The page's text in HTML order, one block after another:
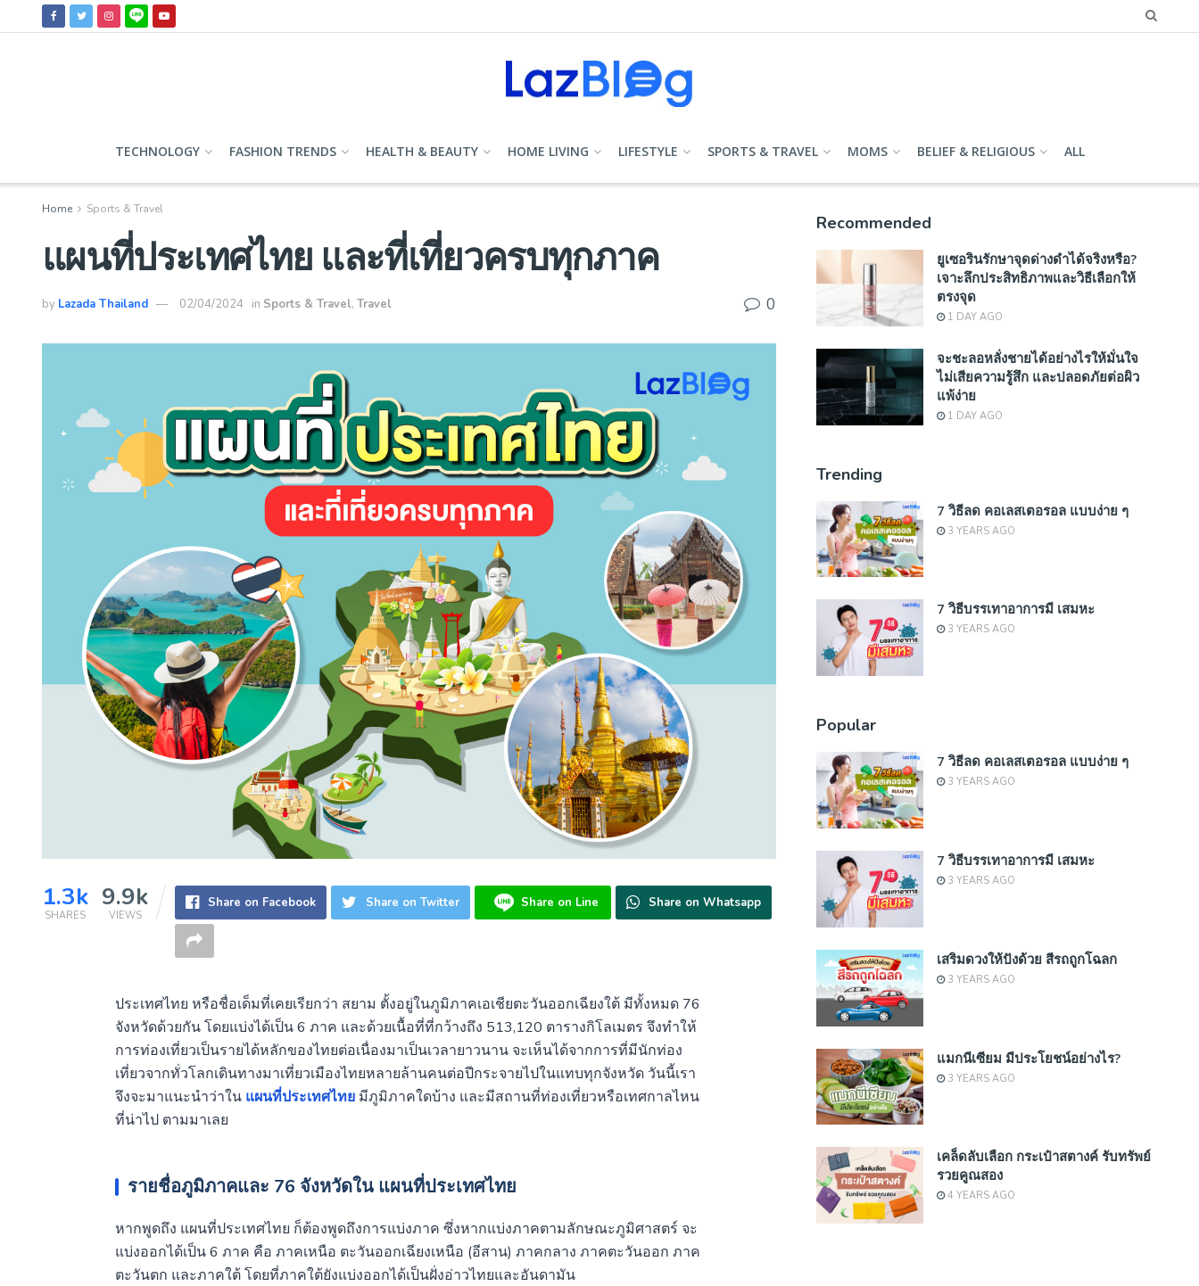
TECHNOLOGY FASHION TRENDS HEALTH & BEAUTY HOME LIVING LIFESTYLE SPORTS & TRAVEL MOMS BELIEF & RELIGIOUS ALL
Home Sports & Travel
แผนที่ประเทศไทย และที่เที่ยวครบทุกภาค
by Lazada Thailand 02/04/2024 in Sports & Travel, Travel 0
1.3k
SHARES
9.9k
VIEWS
Share on Facebook Share on Twitter Share on Line Share on Whatsapp
ประเทศไทย หรือชื่อเด็มที่เคยเรียกว่า สยาม ตั้งอยู่ในภูมิภาคเอเชียตะวันออกเฉียงใต้ มีทั้งหมด 76
จังหวัดด้วยกัน โดยแบ่งได้เป็น 6 ภาค และด้วยเนื้อที่ที่กว้างถึง 513,120 ตารางกิโลเมตร จึงทำให้
การท่องเที่ยวเป็นรายได้หลักของไทยต่อเนื่องมาเป็นเวลายาวนาน จะเห็นได้จากการที่มีนักท่อง
เที่ยวจากทั่วโลกเดินทางมาเที่ยวเมืองไทยหลายล้านคนต่อปีกระจายไปในแทบทุกจังหวัด วันนี้เรา
จึงจะมาแนะนำว่าในแผนที่ประเทศไทยมีภูมิภาคใดบ้าง และมีสถานที่ท่องเที่ยวหรือเทศกาลไหน
ที่น่าไป ตามมาเลย
รายชื่อภูมิภาคและ 76 จังหวัดใน แผนที่ประเทศไทย
หากพูดถึง แผนที่ประเทศไทย ก็ต้องพูดถึงการแบ่งภาค ซึ่งหากแบ่งภาคตามลักษณะภูมิศาสตร์ จะ
แบ่งออกได้เป็น 6 ภาค คือ ภาคเหนือ ตะวันออกเฉียงเหนือ (อีสาน) ภาคกลาง ภาคตะวันออก ภาค
ตะวันตก และภาคใต้ โดยที่ภาคใต้ยังแบ่งออกได้เป็นฝั่งอ่าวไทยและอันดามัน
Recommended
ยูเซอรินรักษาจุดด่างดำได้จริงหรือ?
เจาะลึกประสิทธิภาพและวิธีเลือกให้
ตรงจุด
1 DAY AGO
จะชะลอหลั่งชายได้อย่างไรให้มั่นใจ
ไม่เสียความรู้สึก และปลอดภัยต่อผิว
แพ้ง่าย
1 DAY AGO
Trending
7 วิธีลด คอเลสเตอรอล แบบง่าย ๆ
3 YEARS AGO
7 วิธีบรรเทาอาการมี เสมหะ
3 YEARS AGO
Popular
7 วิธีลด คอเลสเตอรอล แบบง่าย ๆ
3 YEARS AGO
7 วิธีบรรเทาอาการมี เสมหะ
3 YEARS AGO
เสริมดวงให้ปังด้วย สีรถถูกโฉลก
3 YEARS AGO
แมกนีเซียม มีประโยชน์อย่างไร?
3 YEARS AGO
เคล็ดลับเลือก กระเป๋าสตางค์ รับทรัพย์
รวยคูณสอง
4 YEARS AGO